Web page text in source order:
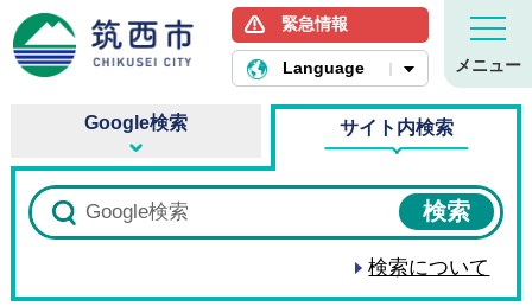
筑西市ホームページ
緊急情報
Language メニュー
Google検索 サイト内検索
検索について